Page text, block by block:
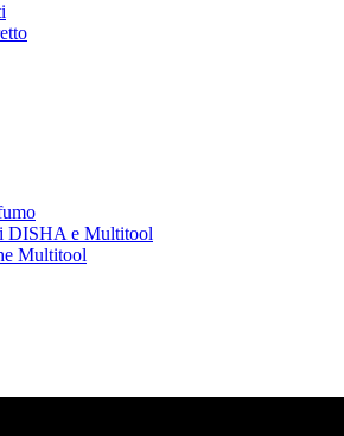
DISHA e Multitool
Multitool